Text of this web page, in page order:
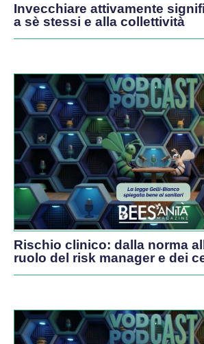
Invecchiare attivamente
a sè stessi e alla collettività
PODCAST
Rischio clinico: dalla norma
ruolo del risk manager e dei